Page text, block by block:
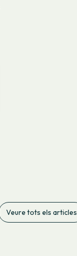
Veure tots els articles